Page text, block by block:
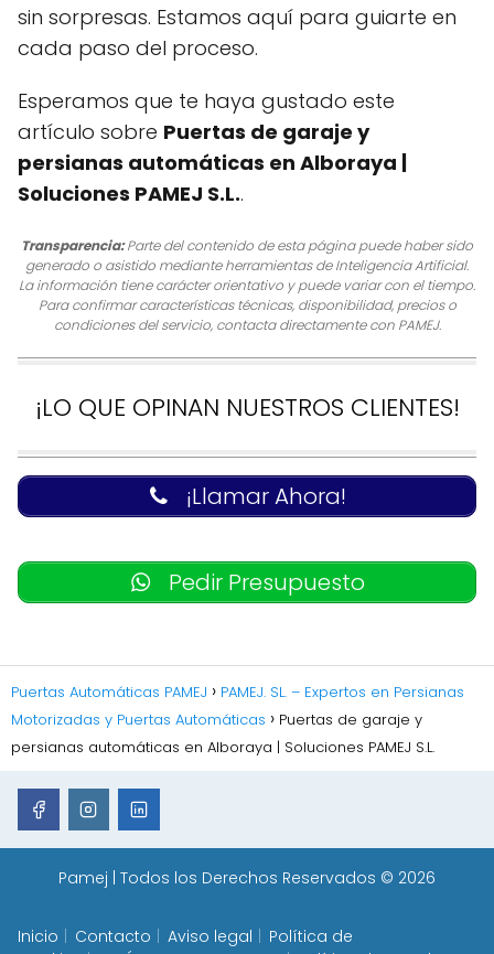
sin sorpresas. Estamos aquí para guiarte en
cada paso del proceso.
Esperamos que te haya gustado este
artículo sobre Puertas de garaje y
persianas automáticas en Alboraya |
Soluciones PAMEJ S.L..
Transparencia:Parte del contenido de esta página puede haber sido
generado o asistido mediante herramientas de Inteligencia Artificial.
La información tiene carácter orientativo y puede variar con el tiempo.
Para confirmar características técnicas, disponibilidad, precios o
condiciones del servicio, contacta directamente con PAMEJ.
¡LO QUE OPINAN NUESTROS CLIENTES!
¡Llamar Ahora!
Pedir Presupuesto
Puertas Automáticas PAMEJ
PAMEJ. SL. – Expertos en Persianas
Motorizadas y Puertas Automáticas
Puertas de garaje y
persianas automáticas en Alboraya | Soluciones PAMEJ S.L.
Pamej | Todos los Derechos Reservados © 2026
Inicio Contacto Aviso legal
Política de